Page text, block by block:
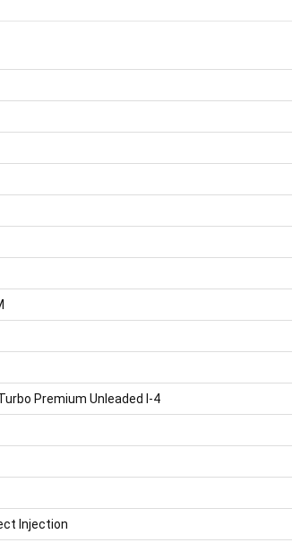
Premium Unleaded I-4
Injection